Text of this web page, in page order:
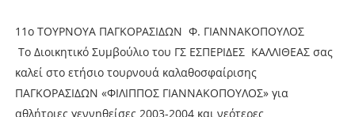
11o ΤΟΥΡΝΟΥΑ ΠΑΓΚΟΡΑΣΙΔΩΝ Φ. ΓΙΑΝΝΑΚΟΠΟΥΛΟΣ
Το Διοικητικό Συμβούλιο του ΓΣ ΕΣΠΕΡΙΔΕΣ ΚΑΛΛΙΘΕΑΣ σας
καλεί στο ετήσιο τουρνουά καλαθοσφαίρισης
ΠΑΓΚΟΡΑΣΙΔΩΝ «ΦΙΛΙΠΠΟΣ ΓΙΑΝΝΑΚΟΠΟΥΛΟΣ» για
αθλήτριες γεννηθείσες 2003-2004 και νεότερες